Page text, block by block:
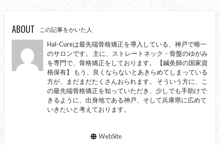
ABOUT この記事をかいた人
Hal-Cureは最先端骨格矯正を導入している、神戸で唯一
のサロンです。 主に、ストレートネック・骨盤のゆがみ
を専門で、骨格矯正をしております。 【鍼灸師の国家資
格保有】 もう、良くならないとあきらめてしまっている
方が、まだまだたくさんおられます。 そういう方に、こ
の最先端骨格矯正を知っていただき、少しでも手助けで
きるように、出身地である神戸、そして兵庫県に広めて
いきたいと考えております。
WebSite